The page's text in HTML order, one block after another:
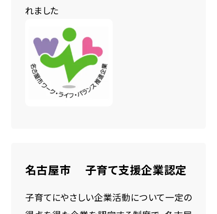
れました
名古屋市 子育て支援企業認定
子育てにやさしい企業活動について一定の